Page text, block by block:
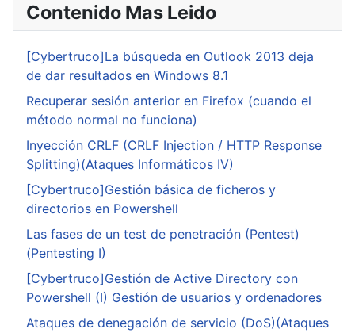
Contenido Mas Leido
[Cybertruco]La búsqueda en Outlook 2013 deja
de dar resultados en Windows 8.1
Recuperar sesión anterior en Firefox (cuando el
método normal no funciona)
Inyección CRLF (CRLF Injection / HTTP Response
Splitting)(Ataques Informáticos IV)
[Cybertruco]Gestión básica de ficheros y
directorios en Powershell
Las fases de un test de penetración (Pentest)
(Pentesting I)
[Cybertruco]Gestión de Active Directory con
Powershell (I) Gestión de usuarios y ordenadores
Ataques de denegación de servicio (DoS)(Ataques